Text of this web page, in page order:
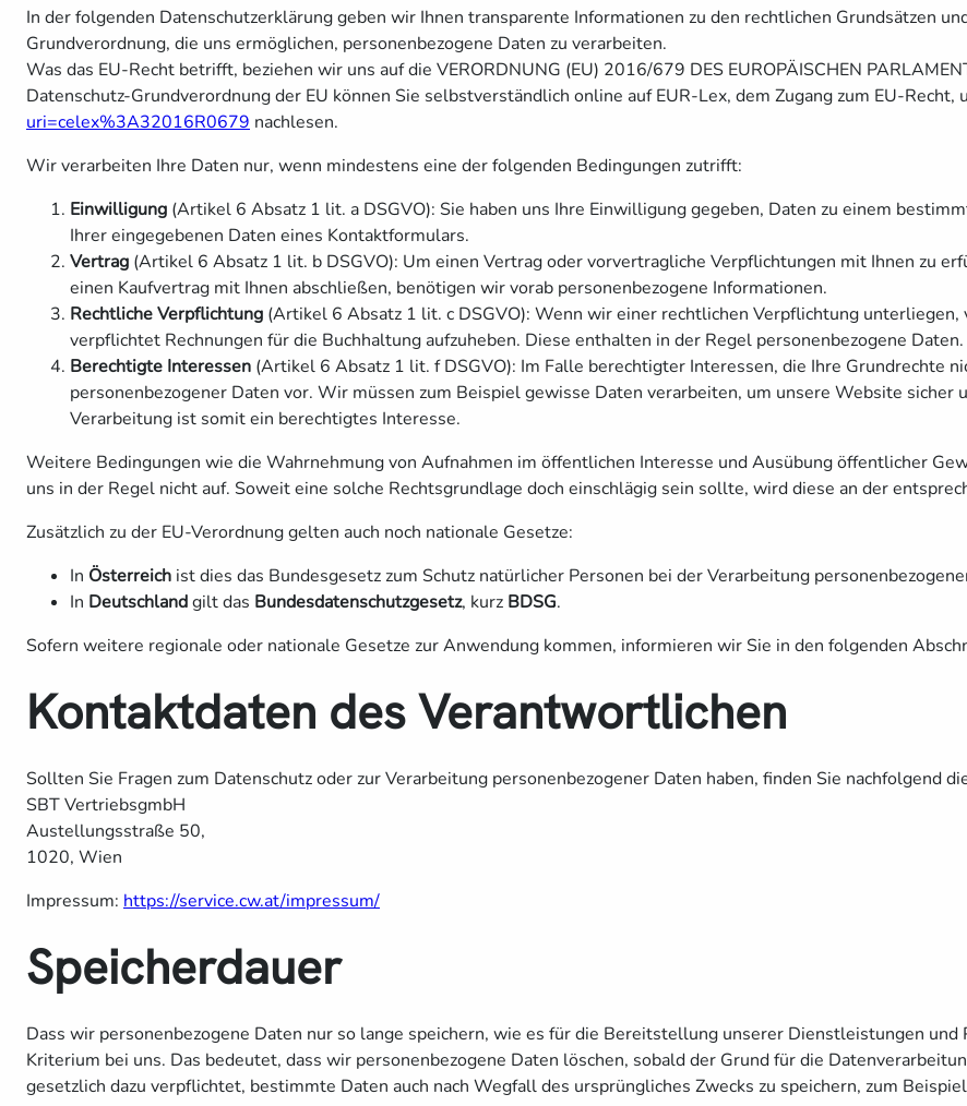
In der folgenden Datenschutzerklärung geben wir Ihnen transparente Informationen zu den rechtlichen Grundsätzen
Grundverordnung, die uns ermöglichen, personenbezogene Daten zu verarbeiten.
Was das EU-Recht betrifft, beziehen wir uns auf die VERORDNUNG (EU) 2016/679 DES EUROPÄISCHEN
Datenschutz-Grundverordnung der EU können Sie selbstverständlich online auf EUR-Lex, dem Zugang zum EU-Recht,
uri=celex%3A32016R0679 nachlesen.
Wir verarbeiten Ihre Daten nur, wenn mindestens eine der folgenden Bedingungen zutrifft:
Einwilligung (Artikel 6 Absatz 1 lit. a DSGVO): Sie haben uns Ihre Einwilligung gegeben, Daten zu einem
Ihrer eingegebenen Daten eines Kontaktformulars.
Vertrag (Artikel 6 Absatz 1 lit. b DSGVO): Um einen Vertrag oder vorvertragliche Verpflichtungen mit Ihnen zu
einen Kaufvertrag mit Ihnen abschließen, benötigen wir vorab personenbezogene Informationen.
Rechtliche Verpflichtung (Artikel 6 Absatz 1 lit. c DSGVO): Wenn wir einer rechtlichen Verpflichtung
verpflichtet Rechnungen für die Buchhaltung aufzuheben. Diese enthalten in der Regel personenbezogene Daten.
Berechtigte Interessen (Artikel 6 Absatz 1 lit. f DSGVO): Im Falle berechtigter Interessen, die Ihre Grundrechte
personenbezogener Daten vor. Wir müssen zum Beispiel gewisse Daten verarbeiten, um unsere Website
Verarbeitung ist somit ein berechtigtes Interesse.
Weitere Bedingungen wie die Wahrnehmung von Aufnahmen im öffentlichen Interesse und Ausübung öffentlicher
uns in der Regel nicht auf. Soweit eine solche Rechtsgrundlage doch einschlägig sein sollte, wird diese an der
Zusätzlich zu der EU-Verordnung gelten auch noch nationale Gesetze:
In Österreich ist dies das Bundesgesetz zum Schutz natürlicher Personen bei der Verarbeitung
In Deutschlandgilt das Bundesdatenschutzgesetz, kurz BDSG.
Sofern weitere regionale oder nationale Gesetze zur Anwendung kommen, informieren wir Sie in den folgenden
Kontaktdaten des Verantwortlichen
Sollten Sie Fragen zum Datenschutz oder zur Verarbeitung personenbezogener Daten haben, finden Sie nachfolgend
SBT VertriebsgmbH
Austellungsstraße 50,
1020, Wien
Impressum: https://service.cw.at/impressum/
Speicherdauer
Dass wir personenbezogene Daten nur so lange speichern, wie es für die Bereitstellung unserer Dienstleistungen
Kriterium bei uns. Das bedeutet, dass wir personenbezogene Daten löschen, sobald der Grund für die
gesetzlich dazu verpflichtet, bestimmte Daten auch nach Wegfall des ursprüngliches Zwecks zu speichern, zum